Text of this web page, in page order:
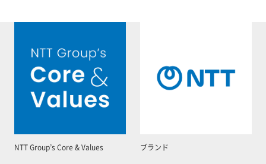
NTT Group’s Core & Values ブランド